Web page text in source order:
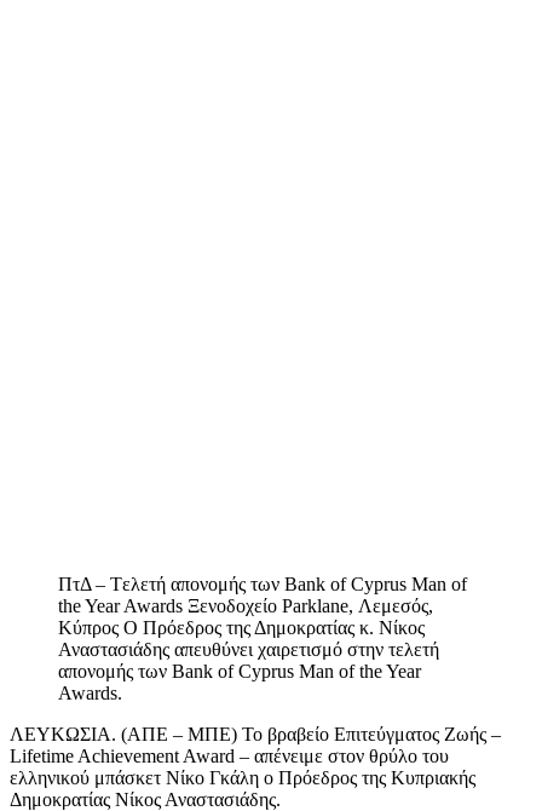
ΠτΔ – Tελετή απονομής των Bank of Cyprus Man of
the Year Awards Ξενοδοχείο Parklane, Λεμεσός,
Κύπρος Ο Πρόεδρος της Δημοκρατίας κ. Νίκος
Αναστασιάδης απευθύνει χαιρετισμό στην τελετή
απονομής των Bank of Cyprus Man of the Year
Awards.
ΛΕΥΚΩΣΙΑ. (ΑΠΕ – ΜΠΕ) Το βραβείο Επιτεύγματος Ζωής –
Lifetime Achievement Award – απένειμε στον θρύλο του
ελληνικού μπάσκετ Νίκο Γκάλη ο Πρόεδρος της Κυπριακής
Δημοκρατίας Νίκος Αναστασιάδης.